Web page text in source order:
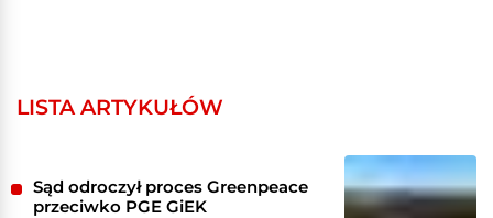
LISTA ARTYKUŁÓW
Sąd odroczył proces Greenpeace
przeciwko PGE GiEK